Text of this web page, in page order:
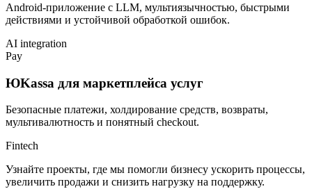
Android-приложение с LLM, мультиязычностью, быстрыми
действиями и устойчивой обработкой ошибок.
AI integration
Pay
ЮKassa для маркетплейса услуг
Безопасные платежи, холдирование средств, возвраты,
мультивалютность и понятный checkout.
Fintech
Узнайте проекты, где мы помогли бизнесу ускорить процессы,
увеличить продажи и снизить нагрузку на поддержку.